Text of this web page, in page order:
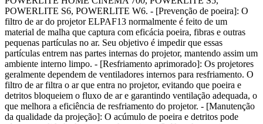
POWERLITE S6, POWERLITE W6. - [Prevenção de poeira]: O
filtro de ar do projetor ELPAF13 normalmente é feito de um
material de malha que captura com eficácia poeira, fibras e outras
pequenas partículas no ar. Seu objetivo é impedir que essas
partículas entrem nas partes internas do projetor, mantendo assim um
ambiente interno limpo. - [Resfriamento aprimorado]: Os projetores
geralmente dependem de ventiladores internos para resfriamento. O
filtro de ar filtra o ar que entra no projetor, evitando que poeira e
detritos bloqueiem o fluxo de ar e garantindo ventilação adequada, o
que melhora a eficiência de resfriamento do projetor. - [Manutenção
da qualidade da projeção]: O acúmulo de poeira e detritos pode